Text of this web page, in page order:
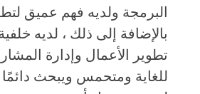
البرمجة ولديه فهم عميق
بالإضافة إلى ذلك ، لديه
تطوير الأعمال وإدارة
للغاية ومتحمس ويبحث